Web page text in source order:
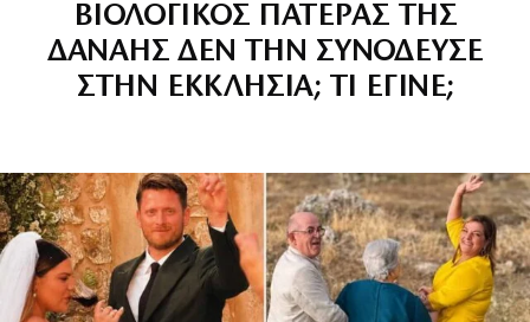
ΒΙΟΛΟΓΙΚΟΣ ΠΑΤΕΡΑΣ ΤΗΣ
ΔΑΝΑΗΣ ΔΕΝ ΤΗΝ ΣΥΝΟΔΕΥΣΕ
ΣΤΗΝ ΕΚΚΛΗΣΙΑ; ΤΙ ΕΓΙΝΕ;